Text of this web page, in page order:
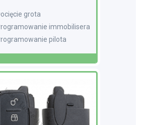
Docięcie grota
Programowanie immobilisera
Programowanie pilota